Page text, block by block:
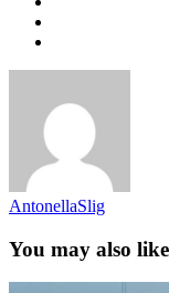
AntonellaSlig
You may also like